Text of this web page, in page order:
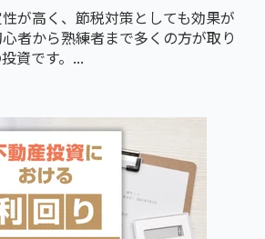
が高く、節税対策としても効果が
者から熟練者まで多くの方が取り
資です。...